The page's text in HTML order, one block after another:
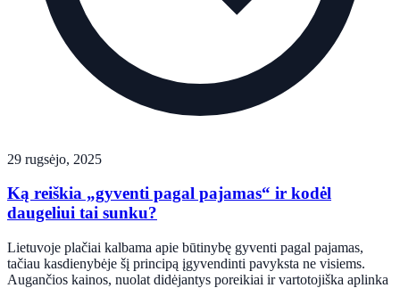
29 rugsėjo, 2025
Ką reiškia „gyventi pagal pajamas“ ir kodėl
daugeliui tai sunku?
Lietuvoje plačiai kalbama apie būtinybę gyventi pagal pajamas,
tačiau kasdienybėje šį principą įgyvendinti pavyksta ne visiems.
Augančios kainos, nuolat didėjantys poreikiai ir vartotojiška aplinka